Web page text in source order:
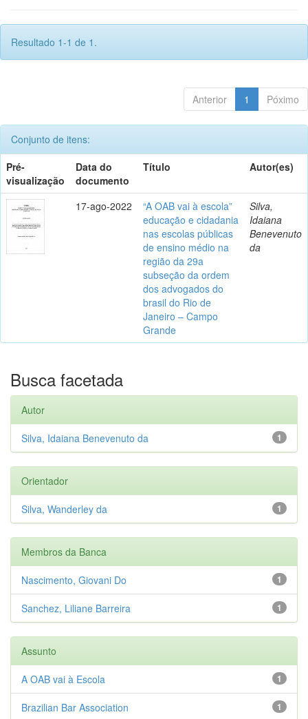
Resultado 1-1 de 1.
Anterior 1 Póximo
Conjunto de itens:
Pré-
visualização
Data do
documento
Título Autor(es)
17-ago-2022
“A OAB vai à escola”
educação e cidadania
nas escolas públicas
de ensino médio na
região da 29a
subseção da ordem
dos advogados do
brasil do Rio de
Janeiro – Campo
Grande
Silva,
Idaiana
Benevenuto
da
Busca facetada
Autor
1
Silva, Idaiana Benevenuto da
Orientador
1
Silva, Wanderley da
Membros da Banca
1
Nascimento, Giovani Do
1
Sanchez, Liliane Barreira
Assunto
1
A OAB vai à Escola
1
Brazilian Bar Association